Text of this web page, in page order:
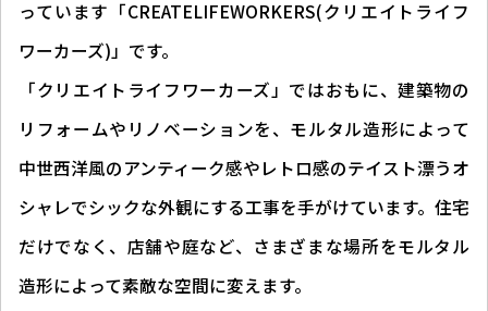
っています「CREATELIFEWORKERS(クリエイトライフ
ワーカーズ)」です。
「クリエイトライフワーカーズ」ではおもに、建築物の
リフォームやリノベーションを、モルタル造形によって
中世西洋風のアンティーク感やレトロ感のテイスト漂うオ
シャレでシックな外観にする工事を手がけています。住宅
だけでなく、店舗や庭など、さまざまな場所をモルタル
造形によって素敵な空間に変えます。